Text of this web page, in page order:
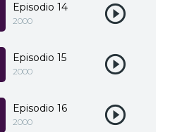
Episodio 14
2000
Episodio 15
2000
Episodio 16
2000